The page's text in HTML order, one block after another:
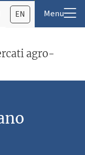
EN
agro-